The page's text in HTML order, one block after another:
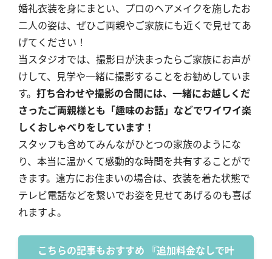
婚礼衣装を身にまとい、プロのヘアメイクを施したお
二人の姿は、ぜひご両親やご家族にも近くで見せてあ
げてください！
当スタジオでは、撮影日が決まったらご家族にお声が
けして、見学や一緒に撮影することをお勧めしていま
す。 打ち合わせや撮影の合間には、一緒にお越しくだ
さったご両親様とも「趣味のお話」などでワイワイ楽
しくおしゃべりをしています！
スタッフも含めてみんながひとつの家族のようにな
り、本当に温かくて感動的な時間を共有することがで
きます。遠方にお住まいの場合は、衣装を着た状態で
テレビ電話などを繋いでお姿を見せてあげるのも喜ば
れますよ。
こちらの記事もおすすめ 『追加料金なしで叶